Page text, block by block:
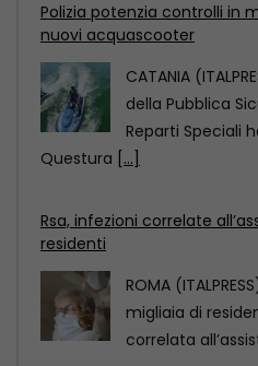
Rsa, infezioni correlate
residenti
ROMA
migliaia di
correlata
forme acute
causano circa
ogni anno e[...]